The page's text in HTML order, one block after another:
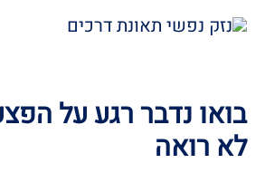
בואו נדבר רגע על
לא רואה